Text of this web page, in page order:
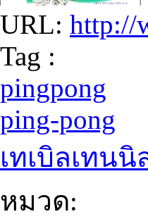
URL: http://
Tag :
pingpong
ping-pong
เทเบิลเทนนิ
หมวด: